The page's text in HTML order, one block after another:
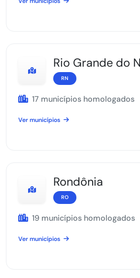
Rio Grande do
RN
17 municípios homologados
Ver municípios
Rondônia
RO
19 municípios homologados
Ver municípios